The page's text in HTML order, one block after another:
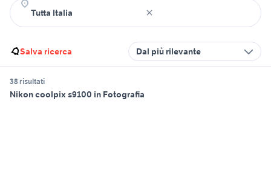
Salva ricerca Dal più rilevante
38 risultati
Nikon coolpix s9100 in Fotografia